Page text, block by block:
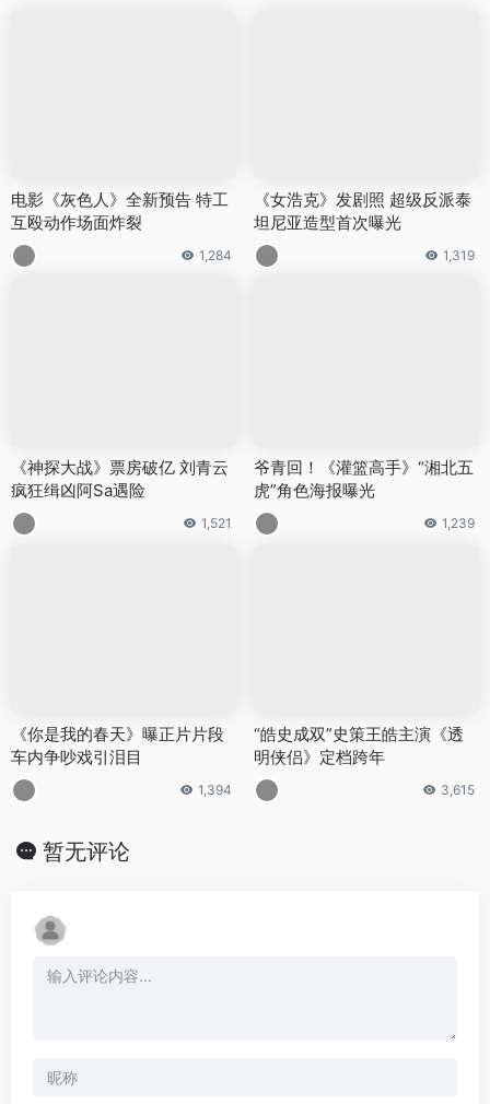
电影《灰色人》全新预告 特工
互殴动作场面炸裂
1,284
《女浩克》发剧照 超级反派泰
坦尼亚造型首次曝光
1,319
《神探大战》票房破亿 刘青云
疯狂缉凶阿Sa遇险
1,521
爷青回！《灌篮高手》“湘北五
虎”角色海报曝光
1,239
《你是我的春天》曝正片片段
车内争吵戏引泪目
1,394
“皓史成双”史策王皓主演《透
明侠侣》定档跨年
3,615
暂无评论